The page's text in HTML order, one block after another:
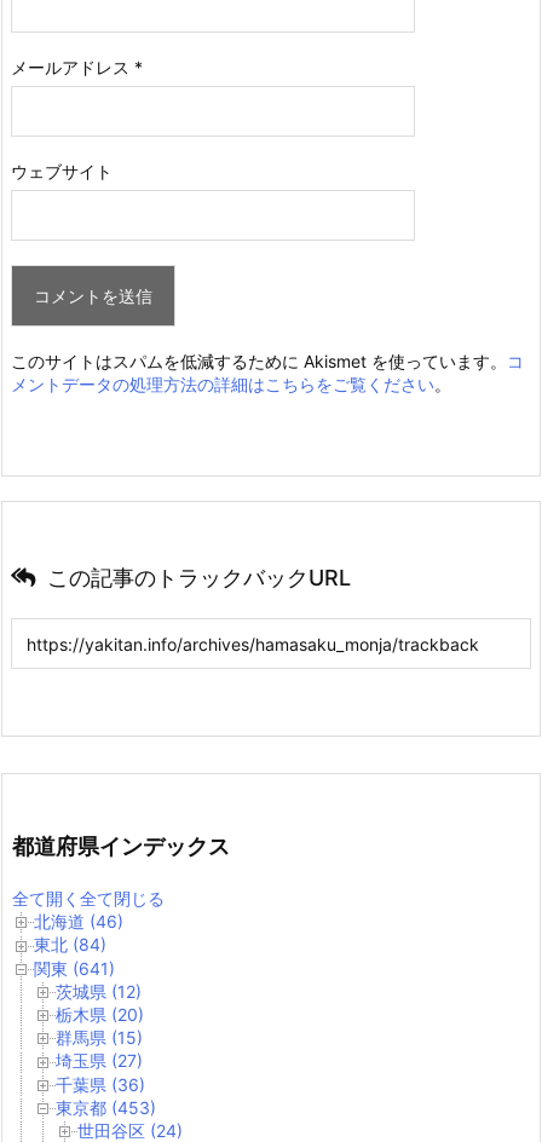
メールアドレス *
ウェブサイト
このサイトはスパムを低減するために Akismet を使っています。
コ
メントデータの処理方法の詳細はこちらをご覧ください。
この記事のトラックバックURL
都道府県インデックス
全て開く 全て閉じる
北海道 (46)
東北 (84)
関東 (641)
茨城県 (12)
栃木県 (20)
群馬県 (15)
埼玉県 (27)
千葉県 (36)
東京都 (453)
世田谷区 (24)